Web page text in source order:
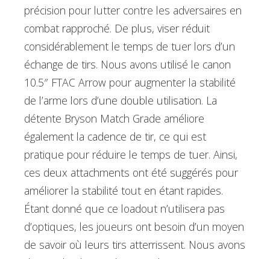
précision pour lutter contre les adversaires en
combat rapproché. De plus, viser réduit
considérablement le temps de tuer lors d’un
échange de tirs. Nous avons utilisé le canon
10.5″ FTAC Arrow pour augmenter la stabilité
de l’arme lors d’une double utilisation. La
détente Bryson Match Grade améliore
également la cadence de tir, ce qui est
pratique pour réduire le temps de tuer. Ainsi,
ces deux attachments ont été suggérés pour
améliorer la stabilité tout en étant rapides.
Étant donné que ce loadout n’utilisera pas
d’optiques, les joueurs ont besoin d’un moyen
de savoir où leurs tirs atterrissent. Nous avons